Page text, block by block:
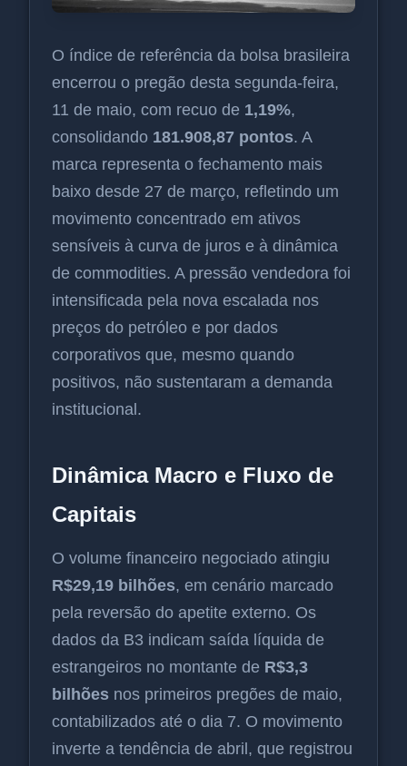
O índice de referência da bolsa brasileira
encerrou o pregão desta segunda-feira,
11 de maio, com recuo de 1,19%,
consolidando 181.908,87 pontos. A
marca representa o fechamento mais
baixo desde 27 de março, refletindo um
movimento concentrado em ativos
sensíveis à curva de juros e à dinâmica
de commodities. A pressão vendedora foi
intensificada pela nova escalada nos
preços do petróleo e por dados
corporativos que, mesmo quando
positivos, não sustentaram a demanda
institucional.
Dinâmica Macro e Fluxo de
Capitais
O volume financeiro negociado atingiu
R$29,19 bilhões, em cenário marcado
pela reversão do apetite externo. Os
dados da B3 indicam saída líquida de
estrangeiros no montante de R$3,3
bilhões nos primeiros pregões de maio,
contabilizados até o dia 7. O movimento
inverte a tendência de abril, que registrou